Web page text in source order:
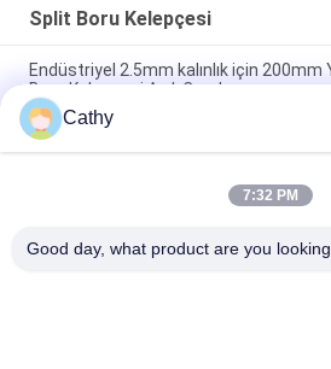
Split Boru Kelepçesi
Endüstriyel 2.5mm kalınlık için
Boru Kelepçesi Asılı Çember
Galvanizli Karbon Çelik Yuvarlak Çift
Asılı Çember Boru Kelepçesi
Metal Havalandırma Temizleme
Cathy
7:32 PM
Good day, what product are you